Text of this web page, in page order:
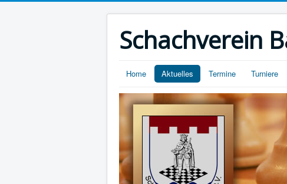
Schachverein
Home Aktuelles Termine Turniere